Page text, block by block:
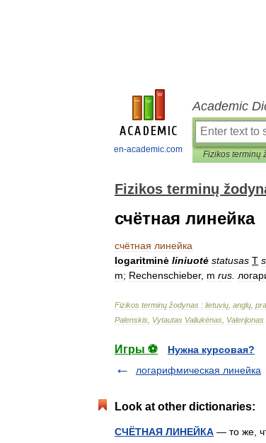
en-academic.com
Academic
Fizikos terminų
Fizikos terminų
счётная линейка
счётная линейка
logaritminė liniuotė statusas T
m; Rechenschieber, m rus
Fizikos terminų žodynas : lietuvių anglų
Palenskis Vytautas Valiukėnas Valerijonas
Игры ⚽
Нужна курсовая?
логарифмическая линейка
Look at other dictionaries:
СЧЁТНАЯ ЛИНЕЙКА — то же,